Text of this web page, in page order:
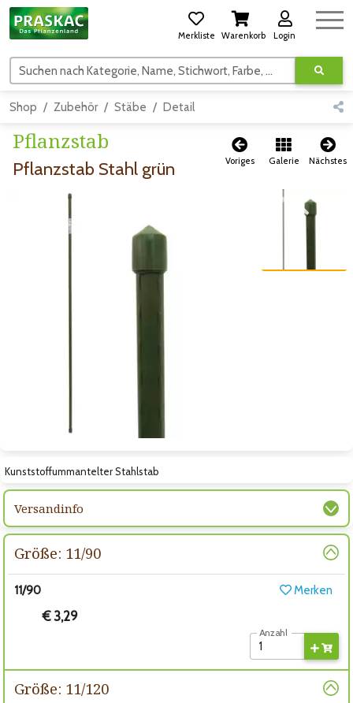
Merkliste Warenkorb Login
Suchen nach Kategorie, Name, Stichwort, Farbe, usw.
Shop Zubehör Stäbe Detail
Pflanzstab
Pflanzstab Stahl grün Voriges Galerie Nächstes
Zum vorigen Bild
Zum nächsten Bild
Kunststoffummantelter Stahlstab
Versandinfo
Größe: 11/90
11/90 Merken
€ 3,29
Anzahl
Größe: 11/120